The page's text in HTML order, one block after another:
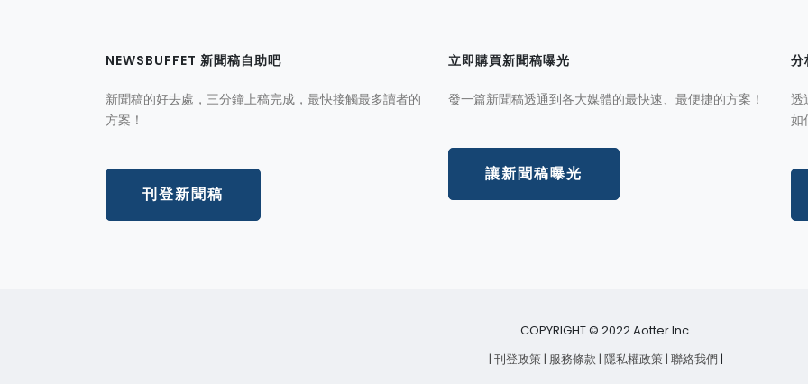
NEWSBUFFET 新聞稿自助吧
新聞稿的好去處，三分鐘上稿完成，最快接觸最多讀者的
方案！
刊登新聞稿
立即購買新聞稿曝光
發一篇新聞稿透通到各大媒體的最快速、最便捷的方案！
讓新聞稿曝光
分
透
如
COPYRIGHT © 2022 Aotter Inc.
| 刊登政策| 服務條款 | 隱私權政策| 聯絡我們 |